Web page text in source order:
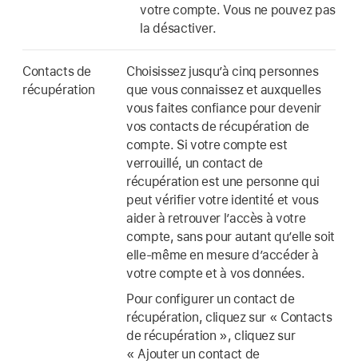
votre compte. Vous ne pouvez pas
la désactiver.
Contacts de
récupération
Choisissez jusqu’à cinq personnes
que vous connaissez et auxquelles
vous faites confiance pour devenir
vos contacts de récupération de
compte. Si votre compte est
verrouillé, un contact de
récupération est une personne qui
peut vérifier votre identité et vous
aider à retrouver l’accès à votre
compte, sans pour autant qu’elle soit
elle-même en mesure d’accéder à
votre compte et à vos données.
Pour configurer un contact de
récupération, cliquez sur « Contacts
de récupération », cliquez sur
« Ajouter un contact de